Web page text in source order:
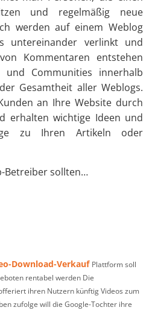
und regelmäßig neue
werden auf einem Weblog
untereinander verlinkt und
Kommentaren entstehen
und Communities innerhalb
Gesamtheit aller Weblogs.
an Ihre Website durch
erhalten wichtige Ideen und
zu Ihren Artikeln oder
Betreiber sollten…
Download-Verkauf Plattform soll
rentabel werden Die
ihren Nutzern künftig Videos zum
zufolge will die Google-Tochter ihre